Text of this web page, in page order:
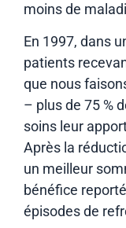
moins de
En 1997, dans
patients
que nous
– plus de 75 %
soins leur
Après la
un meilleur
bénéfice
épisodes de